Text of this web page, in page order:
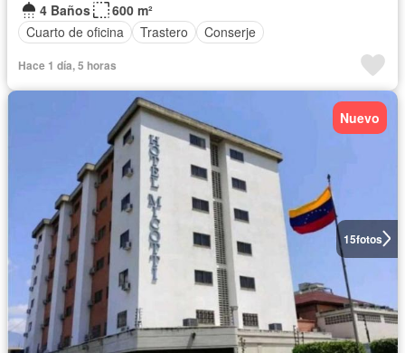
4 Baños
600 m²
Cuarto de oficina
Trastero Conserje
Hace 1 día, 5 horas
15fotos
Nuevo